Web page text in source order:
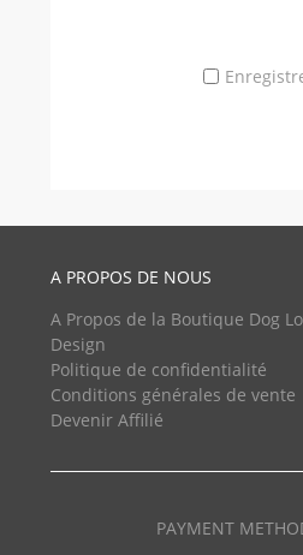
A PROPOS DE NOUS
A Propos de la Boutique Dog
Design
Politique de confidentialité
Conditions générales de vente
Devenir Affilié
PAYMENT